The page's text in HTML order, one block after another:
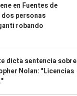
en Fuentes de
dos personas
robando
dicta sentencia sobre
Nolan: "Licencias